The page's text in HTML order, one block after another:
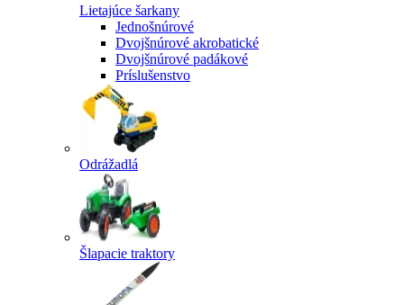
Lietajúce šarkany
Jednošnúrové
Dvojšnúrové akrobatické
Dvojšnúrové padákové
Príslušenstvo
Odrážadlá
Šlapacie traktory